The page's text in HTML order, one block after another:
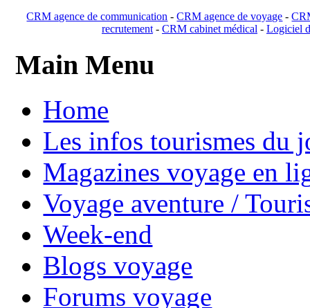
CRM agence de communication -CRM agence de voyage -
recrutement- CRM cabinet médical- Logiciel
Main Menu
Home
Les infos tourismes du
Magazines voyage en
Voyage aventure /
Week-end
Blogs voyage
Forums voyage